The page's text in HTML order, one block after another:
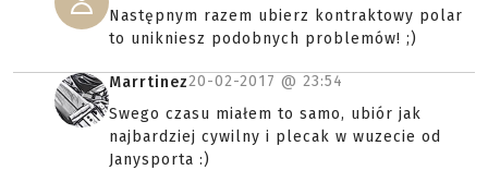
Następnym razem ubierz kontraktowy polar
to unikniesz podobnych problemów! ;)
Marrtinez20-02-2017 @ 23:54
Swego czasu miałem to samo, ubiór jak
najbardziej cywilny i plecak w wuzecie od
Janysporta :)